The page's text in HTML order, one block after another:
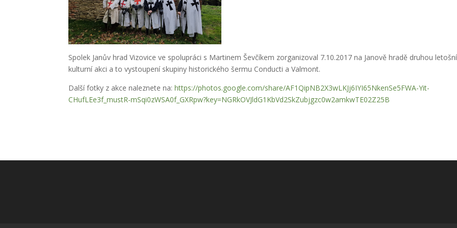
Spolek Janův hrad Vizovice ve spolupráci s Martinem Ševčíkem zorganizoval 7.10.2017 na Janově hradě druhou letošní
kulturní akci a to vystoupení skupiny historického šermu Conducti a Valmont.
Další fotky z akce naleznete na:https://photos.google.com/share/AF1QipNB2X3wLKJj6IYI65NkenSe5FWA-Yit-
CHufLEe3f_mustR-mSqi0zWSA0f_GXRpw?key=NGRkOVJldG1KbVd2SkZubjgzc0w2amkwTE02Z25B